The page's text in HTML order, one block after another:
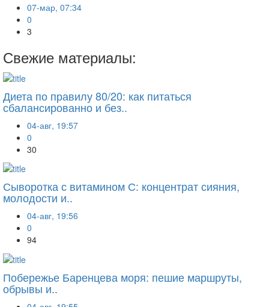
07-мар, 07:34
0
3
Свежие материалы:
Диета по правилу 80/20: как питаться
сбалансированно и без..
04-авг, 19:57
0
30
Сыворотка с витамином С: концентрат сияния,
молодости и..
04-авг, 19:56
0
94
Побережье Баренцева моря: пешие маршруты,
обрывы и..